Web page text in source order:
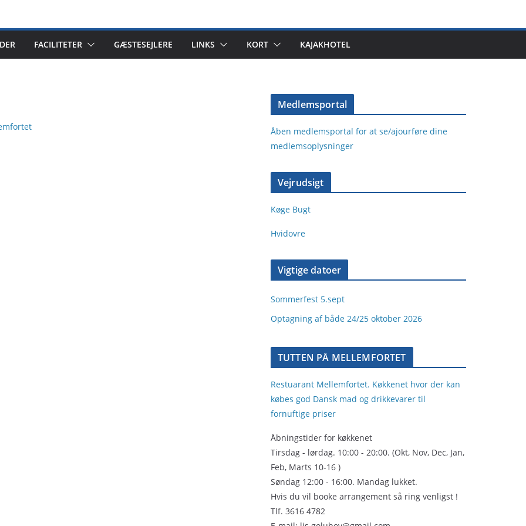
FACILITETER GÆSTESEJLERE LINKS KORT KAJAKHOTEL
Medlemsportal
Åben medlemsportal for at se/ajourføre dine
medlemsoplysninger
Vejrudsigt
Køge Bugt
Hvidovre
Vigtige datoer
Sommerfest 5.sept
Optagning af både 24/25 oktober 2026
TUTTEN PÅ MELLEMFORTET
Restuarant Mellemfortet. Køkkenet hvor der kan
købes god Dansk mad og drikkevarer til
fornuftige priser
Åbningstider for køkkenet
Tirsdag - lørdag. 10:00 - 20:00. (Okt, Nov, Dec, Jan,
Feb, Marts 10-16 )
Søndag 12:00 - 16:00. Mandag lukket.
Hvis du vil booke arrangement så ring venligst !
Tlf. 3616 4782